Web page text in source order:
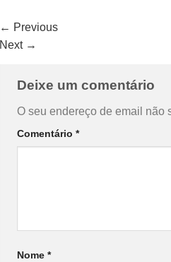
← Previous
Next →
Deixe um comentário
O seu endereço de email não
Comentário *
Nome *